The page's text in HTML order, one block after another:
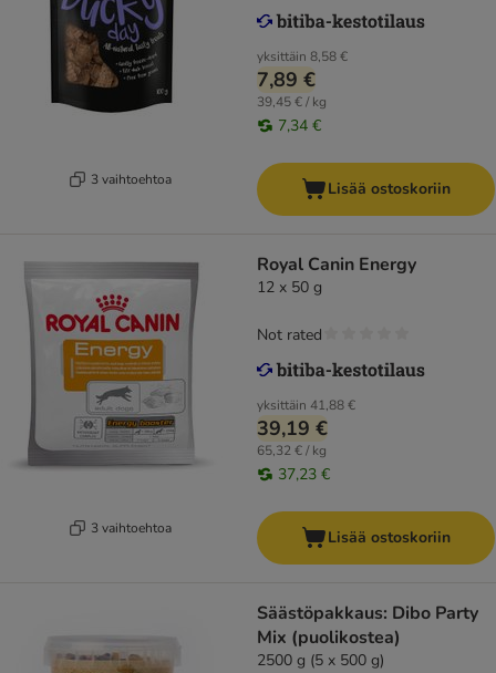
3 vaihtoehtoa
yksittäin 8,58 €
7,89 €
39,45 € / kg
7,34 €
Lisää ostoskoriin
3 vaihtoehtoa
Royal Canin Energy
12 x 50 g
yksittäin 41,88 €
39,19 €
65,32 € / kg
37,23 €
Not rated
Lisää ostoskoriin
Säästöpakkaus: Dibo Party
Mix (puolikostea)
2500 g (5 x 500 g)